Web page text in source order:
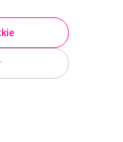
35-119 Rzeszów, woj.
572 989 669